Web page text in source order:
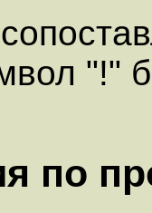
"!"
по